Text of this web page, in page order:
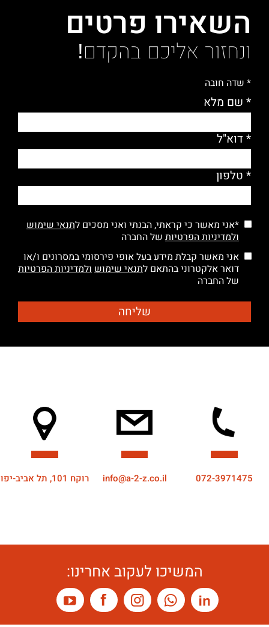
השאירו פרטים
ונחזור אליכם בהקדם!
* שדה חובה
* שם מלא
* דוא"ל
* טלפון
*אני מאשר כי קראתי, הבנתי ואני מסכים לתנאי שימוש
ולמדיניות הפרטיות של החברה
אני מאשר קבלת מידע בעל אופי פירסומי במסרונים ו/או
דואר אלקטרוני בהתאם לתנאי שימוש ולמדיניות הפרטיות
של החברה
072-3971475
info@a-2-z.co.il רוקח 101, תל אביב-יפו
המשיכו לעקוב אחרינו: